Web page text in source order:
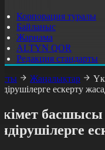
Корпорация туралы
Байланыс
Жарнама
ALTYN QOR
Редакция стандарты
Жаңалықтар
ескерту
басшысы